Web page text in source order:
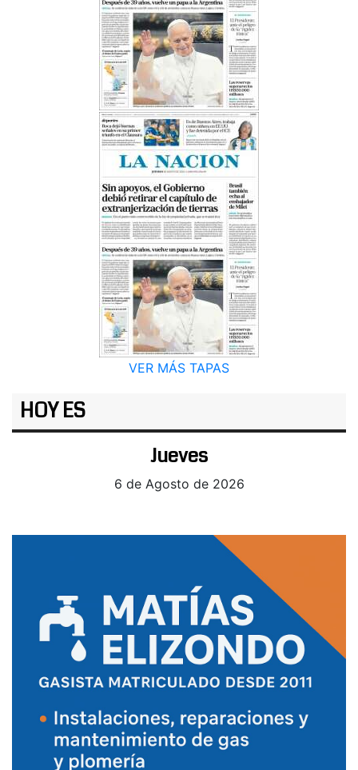
VER MÁS TAPAS
HOY ES
Jueves
6 de Agosto de 2026